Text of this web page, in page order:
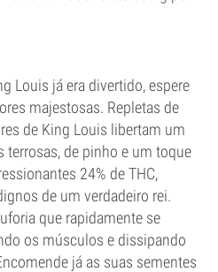
Louis já era divertido, espere
majestosas. Repletas de
de King Louis libertam um
terrosas, de pinho e um toque
24% de THC,
de um verdadeiro rei.
que rapidamente se
os músculos e dissipando
já as suas sementes